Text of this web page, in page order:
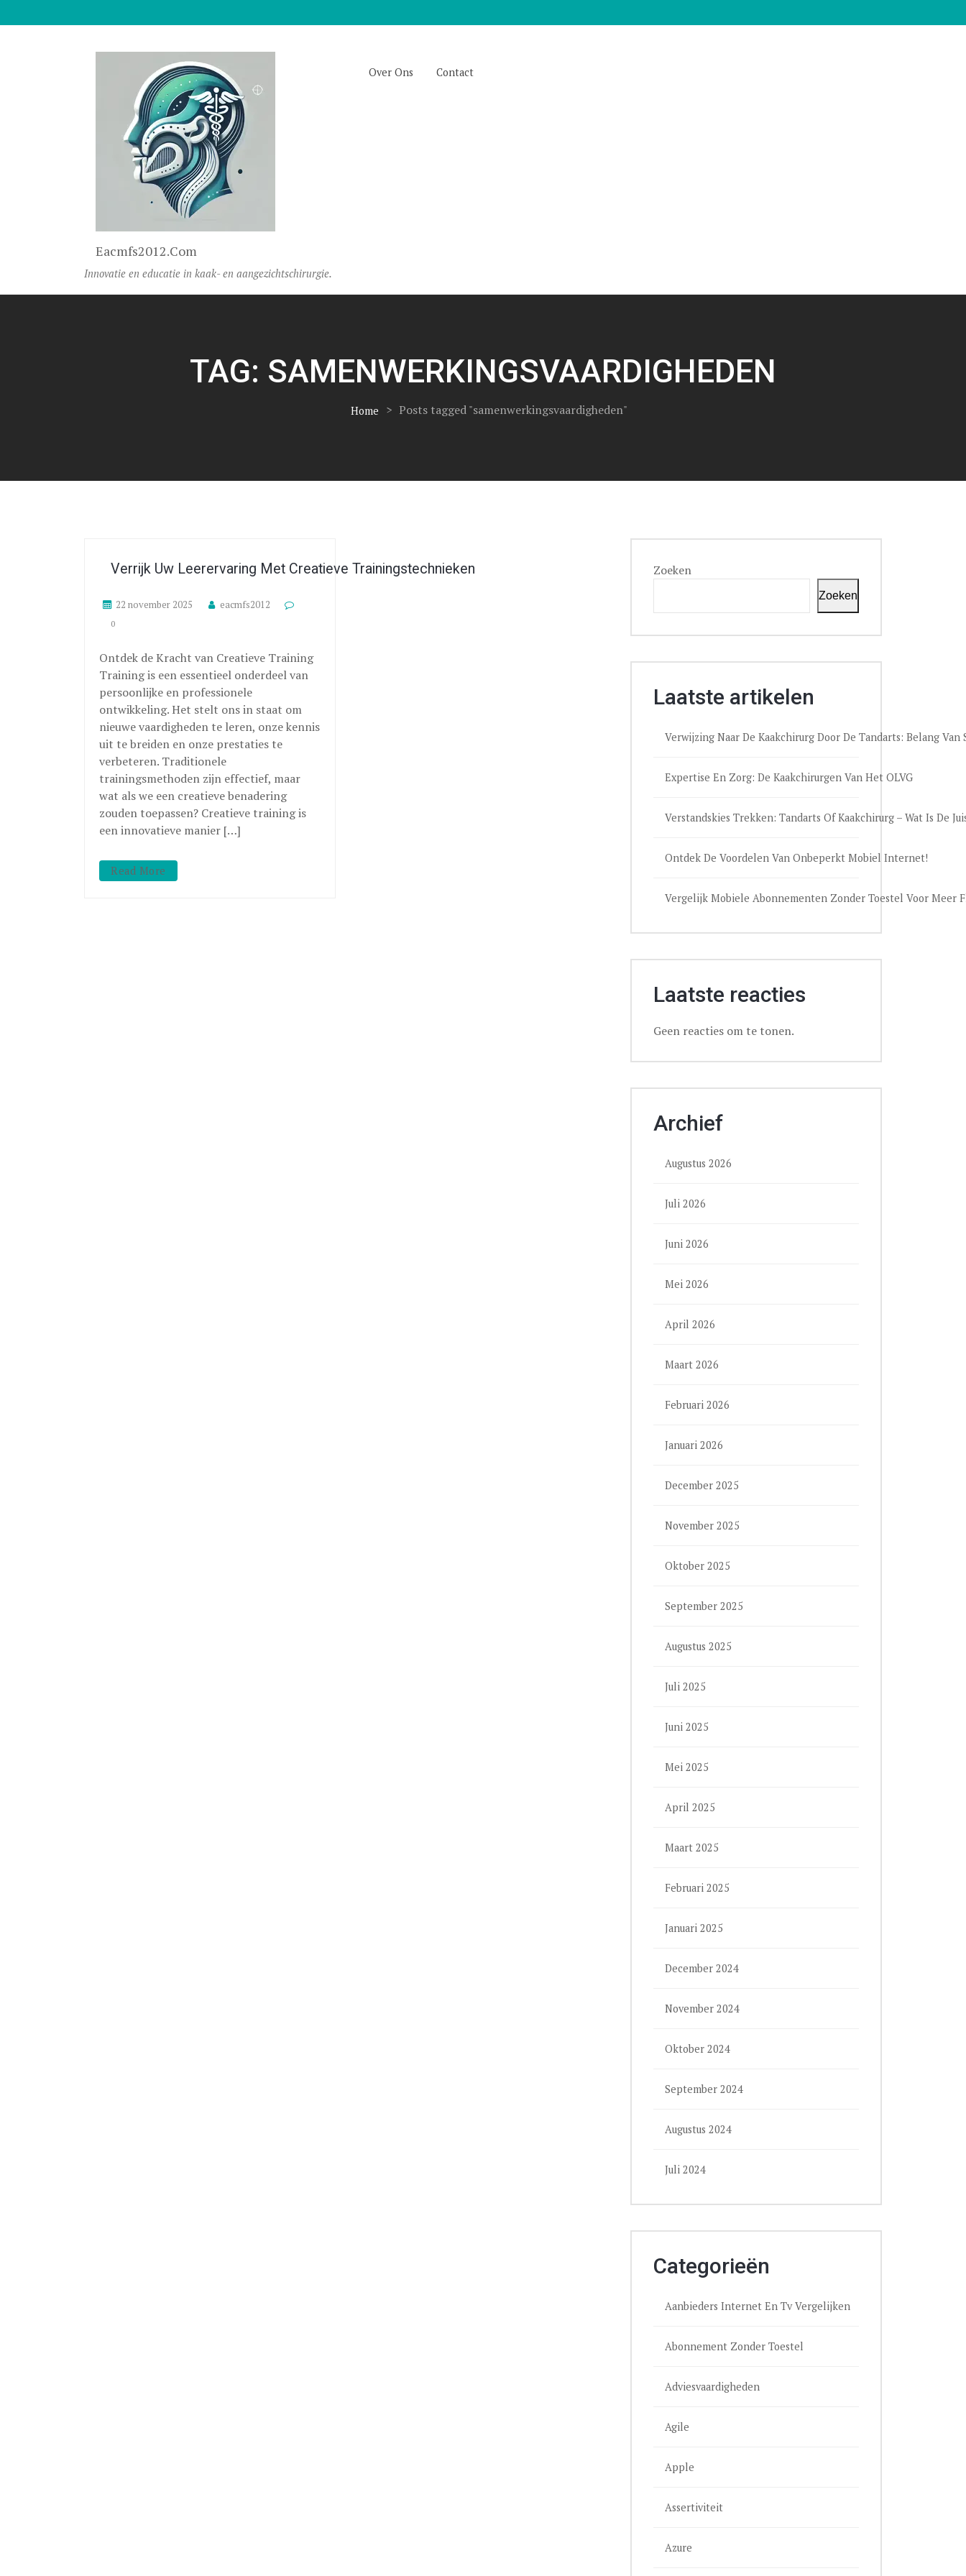
Eacmfs2012.com
Innovatie en educatie in kaak- en aangezichtschirurgie.
Over Ons Contact
TAG: SAMENWERKINGSVAARDIGHEDEN
Home > Posts tagged "samenwerkingsvaardigheden"
Verrijk Uw Leerervaring Met Creatieve Trainingstechnieken
22 november 2025 eacmfs2012
0
Ontdek de Kracht van Creatieve Training
Training is een essentieel onderdeel van
persoonlijke en professionele
ontwikkeling. Het stelt ons in staat om
nieuwe vaardigheden te leren, onze kennis
uit te breiden en onze prestaties te
verbeteren. Traditionele
trainingsmethoden zijn effectief, maar
wat als we een creatieve benadering
zouden toepassen? Creatieve training is
een innovatieve manier […]
Read More
Zoeken
Zoeken
Laatste artikelen
Verwijzing Naar De Kaakchirurg Door De Tandarts: Belang
Expertise En Zorg: De Kaakchirurgen Van Het OLVG
Verstandskies Trekken: Tandarts Of Kaakchirurg – Wat Is De
Ontdek De Voordelen Van Onbeperkt Mobiel Internet!
Vergelijk Mobiele Abonnementen Zonder Toestel Voor Meer
Laatste reacties
Geen reacties om te tonen.
Archief
Augustus 2026
Juli 2026
Juni 2026
Mei 2026
April 2026
Maart 2026
Februari 2026
Januari 2026
December 2025
November 2025
Oktober 2025
September 2025
Augustus 2025
Juli 2025
Juni 2025
Mei 2025
April 2025
Maart 2025
Februari 2025
Januari 2025
December 2024
November 2024
Oktober 2024
September 2024
Augustus 2024
Juli 2024
Categorieën
Aanbieders Internet En Tv Vergelijken
Abonnement Zonder Toestel
Adviesvaardigheden
Agile
Apple
Assertiviteit
Azure